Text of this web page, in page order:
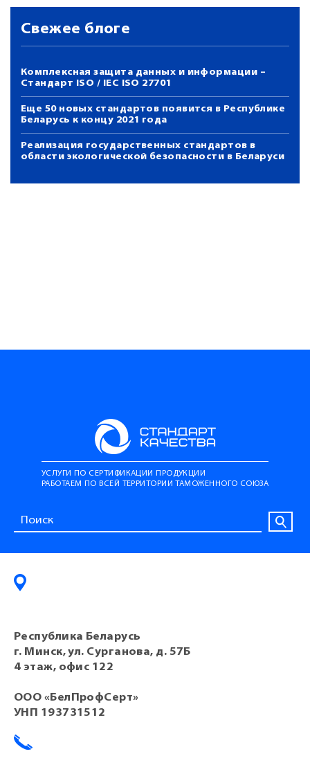
Свежее блоге
Комплексная защита данных и информации –
Стандарт ISO / IEC ISO 27701
Еще 50 новых стандартов появится в Республике
Беларусь к концу 2021 года
Реализация государственных стандартов в
области экологической безопасности в Беларуси
УСЛУГИ ПО СЕРТИФИКАЦИИ ПРОДУКЦИИ
РАБОТАЕМ ПО ВСЕЙ ТЕРРИТОРИИ ТАМОЖЕННОГО СОЮЗА
Республика Беларусь
г. Минск, ул. Сурганова, д. 57Б
4 этаж, офис 122
ООО «БелПрофСерт»
УНП 193731512